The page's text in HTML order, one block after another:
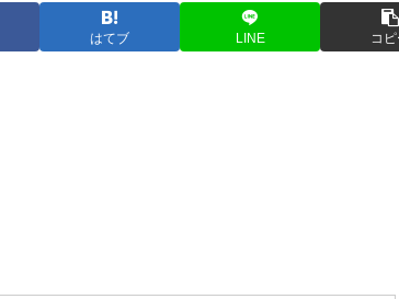
はてブ LINE コピ